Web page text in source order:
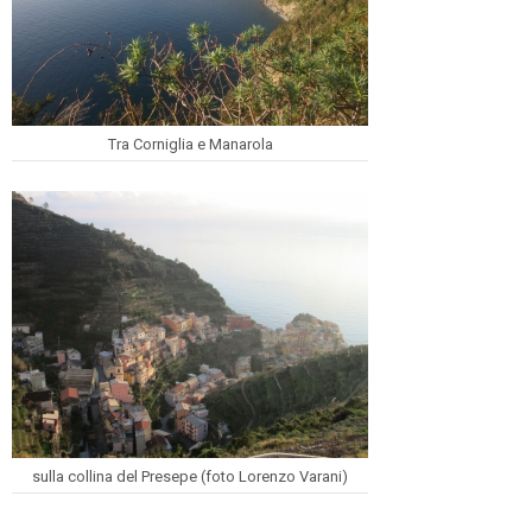
Tra Corniglia e Manarola
sulla collina del Presepe (foto Lorenzo Varani)